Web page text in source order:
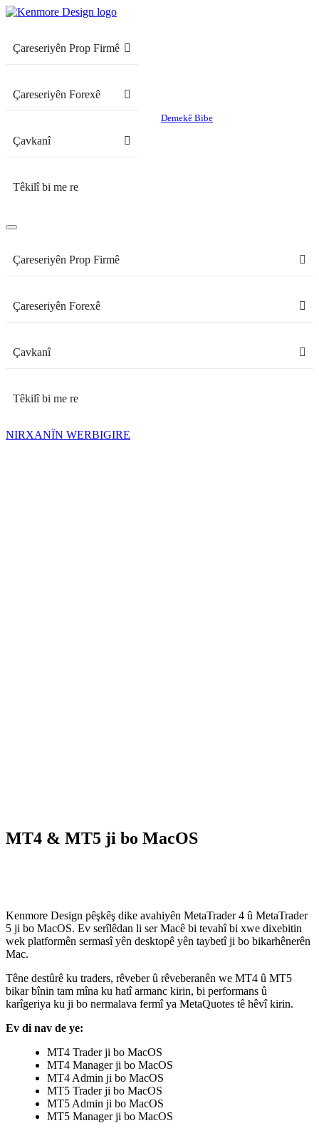
Çareseriyên Prop Firmê
Çareseriyên Forexê
Çavkanî
Têkilî bi me re
Demekê Bibe
Çareseriyên Prop Firmê
Çareseriyên Forexê
Çavkanî
Têkilî bi me re
NIRXANÎN WERBIGIRE
MT4 & MT5 ji bo MacOS
Kenmore Design pêşkêş dike avahiyên MetaTrader 4 û MetaTrader
5 ji bo MacOS. Ev serîlêdan li ser Macê bi tevahî bi xwe dixebitin
wek platformên sermasî yên desktopê yên taybetî ji bo bikarhênerên
Mac.
Têne destûrê ku traders, rêveber û rêveberanên we MT4 û MT5
bikar bînin tam mîna ku hatî armanc kirin, bi performans û
karîgeriya ku ji bo nermalava fermî ya MetaQuotes tê hêvî kirin.
Ev di nav de ye:
MT4 Trader ji bo MacOS
MT4 Manager ji bo MacOS
MT4 Admin ji bo MacOS
MT5 Trader ji bo MacOS
MT5 Admin ji bo MacOS
MT5 Manager ji bo MacOS